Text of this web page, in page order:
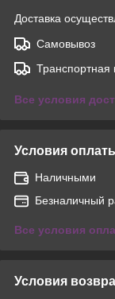
Доставка
Самовывоз
Транспортная
Все условия
Условия
Наличными
Безналичный
Все условия
Условия